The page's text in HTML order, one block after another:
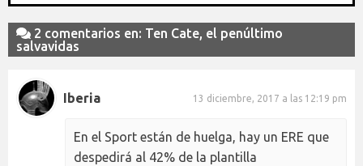
2 comentarios en: Ten Cate, el penúltimo
salvavidas
Iberia 13 diciembre, 2017 a las 12:19 pm
En el Sport están de huelga, hay un ERE que
despedirá al 42% de la plantilla